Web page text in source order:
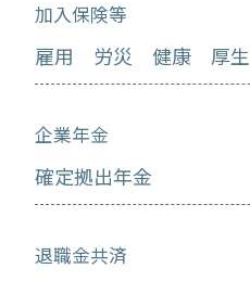
加入保険等
雇用 労災 健康 厚生
企業年金
確定拠出年金
退職金共済